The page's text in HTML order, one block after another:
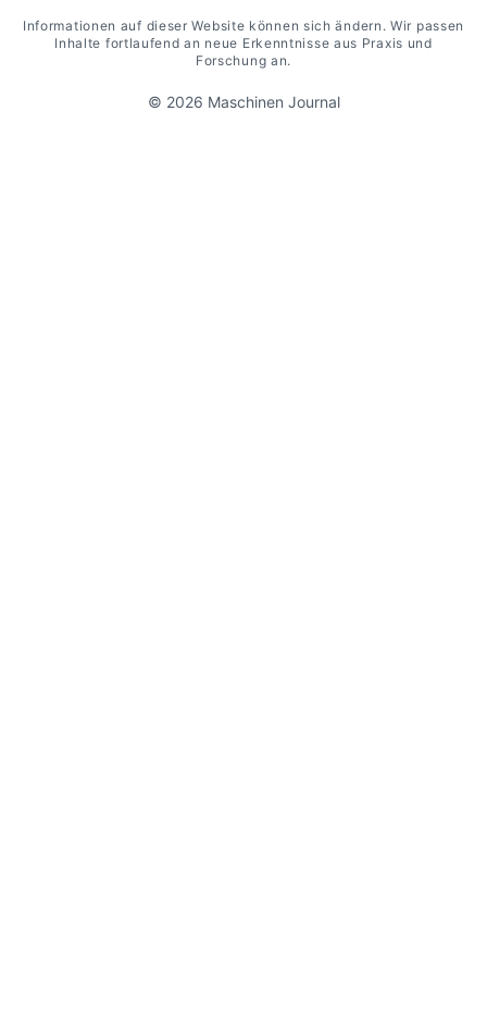
Informationen auf dieser Website können sich ändern. Wir passen
Inhalte fortlaufend an neue Erkenntnisse aus Praxis und
Forschung an.
© 2026 Maschinen Journal